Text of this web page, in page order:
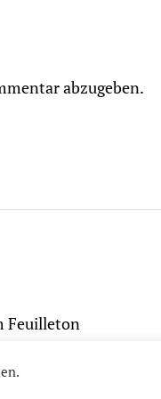
abzugeben.
Feuilleton